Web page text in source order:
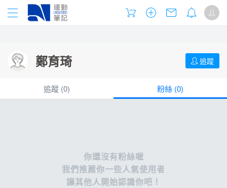
鄭育琦 追蹤
追蹤 (0) 粉絲 (0)
你還沒有粉絲喔
我們推薦你一些人氣使用者
讓其他人開始認識你吧！